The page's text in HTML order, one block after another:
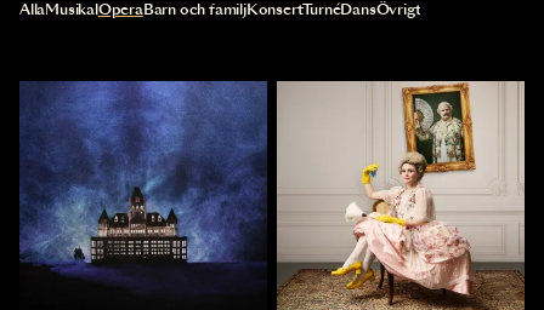
Val av kategori uppdaterar innehållet automatiskt
AllaMusikal OperaBarn och familjKonsertTurnéDansÖvrigt